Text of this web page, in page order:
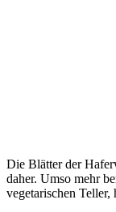
Die Blätter der
daher. Umso mehr
vegetarischen